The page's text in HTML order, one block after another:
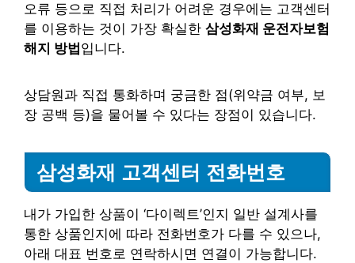
오류 등으로 직접 처리가 어려운 경우에는 고객센터
를 이용하는 것이 가장 확실한 삼성화재 운전자보험
해지 방법 입니다.
상담원과 직접 통화하며 궁금한 점(위약금 여부, 보
장 공백 등)을 물어볼 수 있다는 장점이 있습니다.
삼성화재 고객센터 전화번호
내가 가입한 상품이 ‘다이렉트’인지 일반 설계사를
통한 상품인지에 따라 전화번호가 다를 수 있으나,
아래 대표 번호로 연락하시면 연결이 가능합니다.